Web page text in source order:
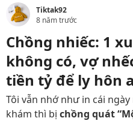
Tiktak92
8 năm trước
Chồng nhiếc: 1
không có, vợ
tiền tỷ để ly hôn
Tôi vẫn nhớ như in cái
khám thì bị chồng quát “M